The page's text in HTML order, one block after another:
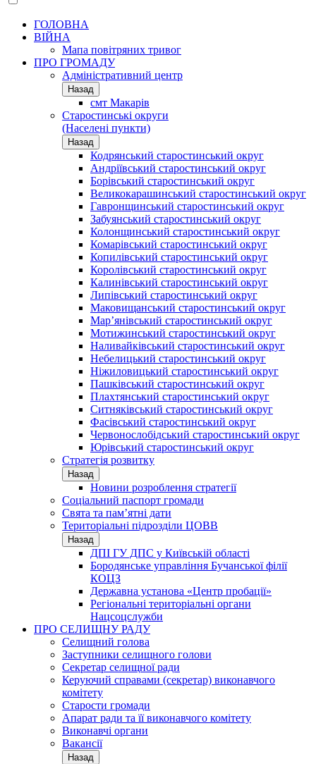
ГОЛОВНА
ВІЙНА
Мапа повітряних тривог
ПРО ГРОМАДУ
Aдміністративний центр
Назад
смт Макарів
Старостинські округи
(Населені пункти)
Назад
Кодрянський старостинський округ
Андріївський старостинський округ
Борівський старостинський округ
Великокарашинський старостинський округ
Гавронщинський старостинський округ
Забуянський старостинський округ
Колонщинський старостинський округ
Комарівський старостинський округ
Копилівський старостинський округ
Королівський старостинський округ
Калинівський старостинський округ
Липівський старостинський округ
Маковищанський старостинський округ
Мар’янівський старостинський округ
Мотижинський старостинський округ
Наливайківський старостинський округ
Небелицький старостинський округ
Ніжиловицький старостинський округ
Пашківський старостинський округ
Плахтянський старостинський округ
Ситняківський старостинський округ
Фасівський старостинський округ
Червонослобідський старостинський округ
Юрівський старостинський округ
Стратегія розвитку
Назад
Новини розроблення стратегії
Соціальний паспорт громади
Свята та пам’ятні дати
Територіальні підрозділи ЦОВВ
Назад
ДПІ ГУ ДПС у Київській області
Бородянське управління Бучанської філії
КОЦЗ
Державна установа «Центр пробації»
Регіональні територіальні органи
Нацсоцслужби
ПРО СЕЛИЩНУ РАДУ
Селищний голова
Заступники селищного голови
Секретар селищної ради
Керуючий справами (секретар) виконавчого
комітету
Старости громади
Апарат ради та її виконавчого комітету
Виконавчі органи
Вакансії
Назад